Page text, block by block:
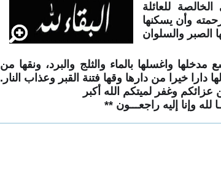
الخالصة للعائلة
وأن يسكنها
واغسلها بالماء والثلج والبرد، ونقها من
دارا خيرا من دارها وقها فتنة القبر وعذاب النار.‏
وغفر لميتكم الله أكبر